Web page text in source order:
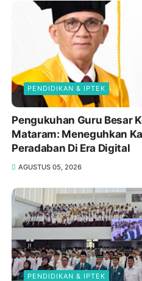
PENDIDIKAN & IPTEK
Pengukuhan Guru Besar
Mataram: Meneguhkan
Peradaban Di Era Digital
AGUSTUS 05, 2026
PENDIDIKAN & IPTEK